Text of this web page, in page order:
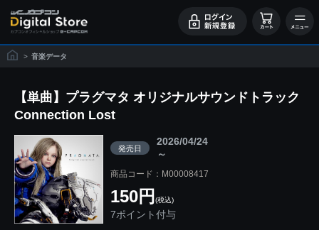
> 音楽データ
【単曲】プラグマタ オリジナルサウンドトラック
Connection Lost
発売日
2026/04/24
～
商品コード：M00008417
150円 (税込)
7ポイント付与